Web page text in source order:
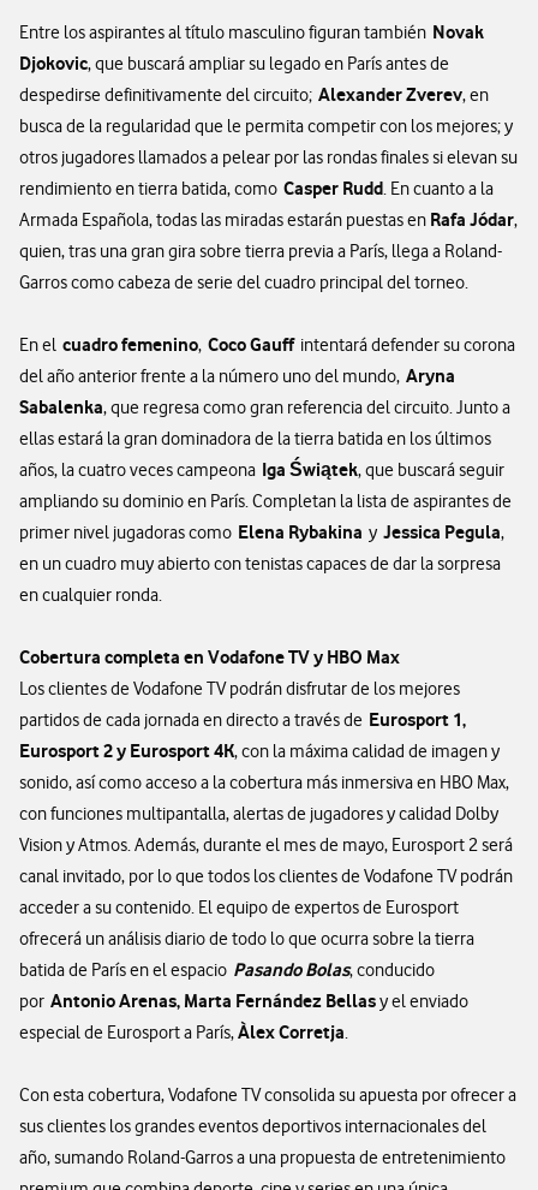
Entre los aspirantes al título masculino figuran también Novak
Djokovic, que buscará ampliar su legado en París antes de
despedirse definitivamente del circuito; Alexander Zverev, en
busca de la regularidad que le permita competir con los mejores; y
otros jugadores llamados a pelear por las rondas finales si elevan su
rendimiento en tierra batida, como Casper Rudd. En cuanto a la
Armada Española, todas las miradas estarán puestas en Rafa Jódar,
quien, tras una gran gira sobre tierra previa a París, llega a Roland-
Garros como cabeza de serie del cuadro principal del torneo.
En el cuadro femenino, Coco Gauffintentará defender su corona
del año anterior frente a la número uno del mundo, Aryna
Sabalenka, que regresa como gran referencia del circuito. Junto a
ellas estará la gran dominadora de la tierra batida en los últimos
años, la cuatro veces campeona Iga Świątek, que buscará seguir
ampliando su dominio en París. Completan la lista de aspirantes de
primer nivel jugadoras como Elena Rybakina y Jessica Pegula,
en un cuadro muy abierto con tenistas capaces de dar la sorpresa
en cualquier ronda.
Cobertura completa en Vodafone TV y HBO Max
Los clientes de Vodafone TV podrán disfrutar de los mejores
partidos de cada jornada en directo a través de Eurosport 1,
Eurosport 2 y Eurosport 4K, con la máxima calidad de imagen y
sonido, así como acceso a la cobertura más inmersiva en HBO Max,
con funciones multipantalla, alertas de jugadores y calidad Dolby
Vision y Atmos. Además, durante el mes de mayo, Eurosport 2 será
canal invitado, por lo que todos los clientes de Vodafone TV podrán
acceder a su contenido. El equipo de expertos de Eurosport
ofrecerá un análisis diario de todo lo que ocurra sobre la tierra
batida de París en el espacio Pasando Bolas, conducido
por Antonio Arenas, Marta Fernández Bellasy el enviado
especial de Eurosport a París,Àlex Corretja.
Con esta cobertura, Vodafone TV consolida su apuesta por ofrecer a
sus clientes los grandes eventos deportivos internacionales del
año, sumando Roland-Garros a una propuesta de entretenimiento